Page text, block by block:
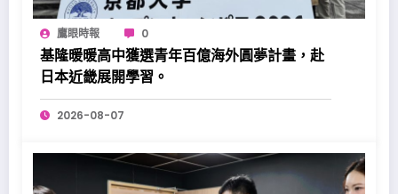
鷹眼時報 0
基隆暖暖高中獲選青年百億海外圓夢計畫，赴
日本近畿展開學習。
2026-08-07